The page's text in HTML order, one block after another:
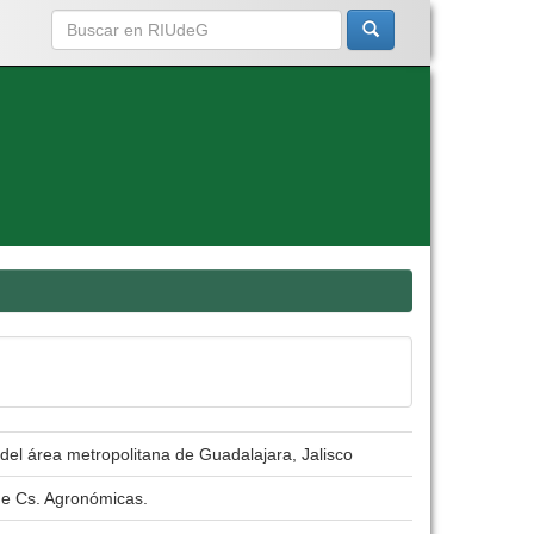
área metropolitana de Guadalajara, Jalisco
Cs. Agronómicas.